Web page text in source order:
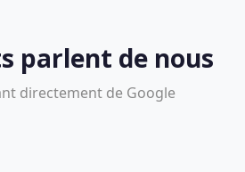
parlent de nous
directement de Google